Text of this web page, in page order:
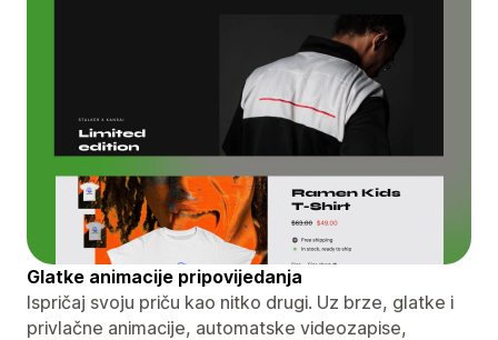
Glatke animacije pripovijedanja
Ispričaj svoju priču kao nitko drugi. Uz brze, glatke i
privlačne animacije, automatske videozapise,